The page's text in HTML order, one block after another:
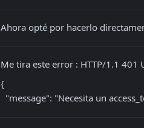
Ahora opté por hacerlo
Me tira este error : HTTP/1.1 401
{
"message": "Necesita un